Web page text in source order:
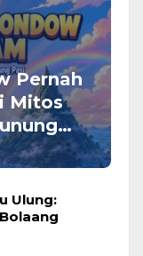
Pernah
Mitos
Ulung: